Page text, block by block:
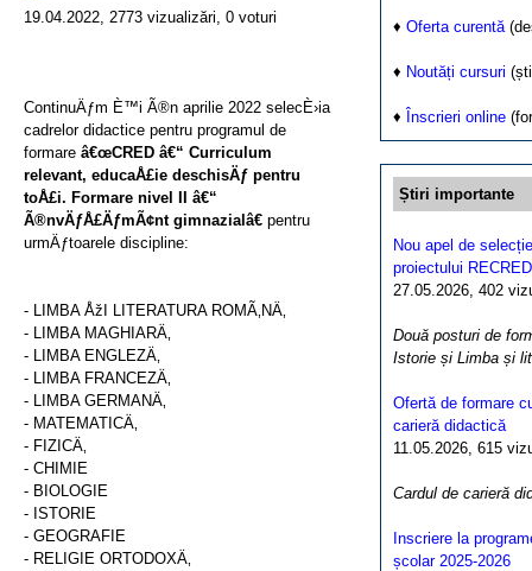
♦ Oferta curentă
♦ Noutăți cursuri
♦ Înscrieri online
Știri importante
Nou apel de
proiectului RECRED
27.05.2026, 402
Două posturi de
Istorie și Limba și
Ofertă de formare
carieră didactică
11.05.2026, 615
Cardul de carieră
Inscriere la
școlar 2025-2026
19.04.2022, 2773 vizualizări, 0 voturi
ContinuÄƒm È™i Ã®n aprilie 2022 selecÈ›ia
cadrelor didactice pentru programul de
formare â€œCRED â€“ Curriculum
relevant, educaÅ£ie deschisÄƒ pentru
toÅ£i. Formare nivel II â€“
Ã®nvÄƒÅ£ÄƒmÃ¢nt gimnazialâ€ pentru
urmÄƒtoarele discipline:
- LIMBA ÅžI LITERATURA ROMÃ‚NÄ‚
- LIMBA MAGHIARÄ‚
- LIMBA ENGLEZÄ‚
- LIMBA FRANCEZÄ‚
- LIMBA GERMANÄ‚
- MATEMATICÄ‚
- FIZICÄ‚
- CHIMIE
- BIOLOGIE
- ISTORIE
- GEOGRAFIE
- RELIGIE ORTODOXÄ‚